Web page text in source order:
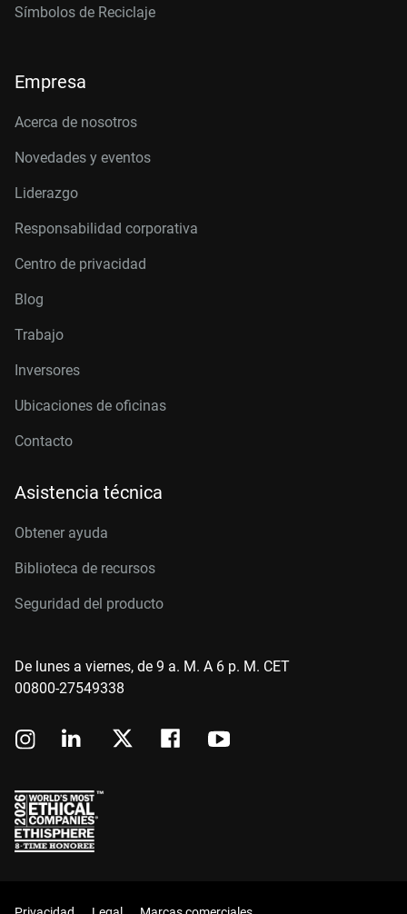
Símbolos de Reciclaje
Empresa
Acerca de nosotros
Novedades y eventos
Liderazgo
Responsabilidad corporativa
Centro de privacidad
Blog
Trabajo
Inversores
Ubicaciones de oficinas
Contacto
Asistencia técnica
Obtener ayuda
Biblioteca de recursos
Seguridad del producto
De lunes a viernes, de 9 a. M. A 6 p. M. CET
00800-27549338